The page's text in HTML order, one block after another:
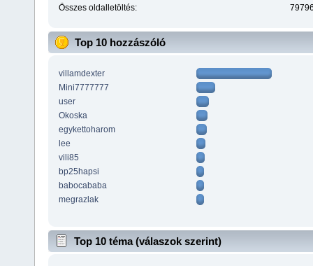
Összes oldalletöltés:
Top 10 hozzászóló
villamdexter
Mini7777777
user
Okoska
egykettoharom
lee
vili85
bp25hapsi
babocababa
megrazlak
Top 10 téma (válaszok szerint)